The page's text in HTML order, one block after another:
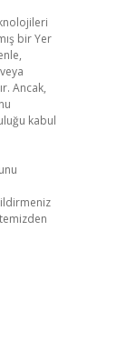
bir Yer
Ancak,
kabul